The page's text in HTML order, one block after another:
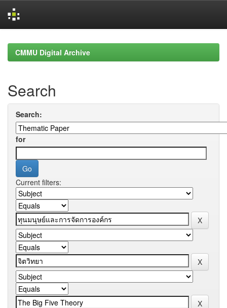
navigationCMMU Digital Archive
Search
Search:
for
Current filters: